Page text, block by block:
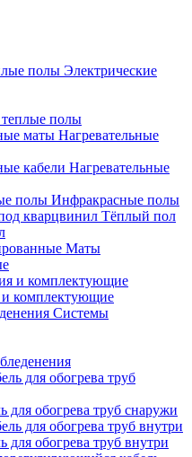
Электрические
теплые полы
Нагревательные
Нагревательные
Инфракрасные полы
Тёплый пол
Маты
и комплектующие
Системы
для обогрева труб снаружи
для обогрева труб внутри